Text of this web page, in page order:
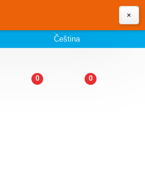
×
Čeština
0 0